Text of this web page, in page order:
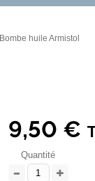
Bombe huile Armistol
9,50 €
Quantité